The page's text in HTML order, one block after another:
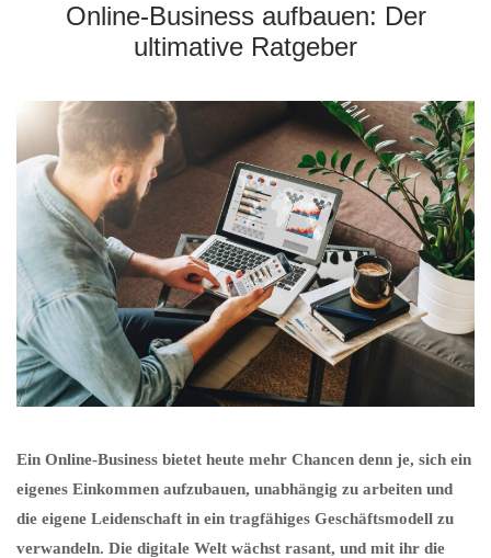
Online-Business aufbauen: Der
ultimative Ratgeber
Ein Online-Business bietet heute mehr Chancen denn je, sich ein
eigenes Einkommen aufzubauen, unabhängig zu arbeiten und
die eigene Leidenschaft in ein tragfähiges Geschäftsmodell zu
verwandeln. Die digitale Welt wächst rasant, und mit ihr die